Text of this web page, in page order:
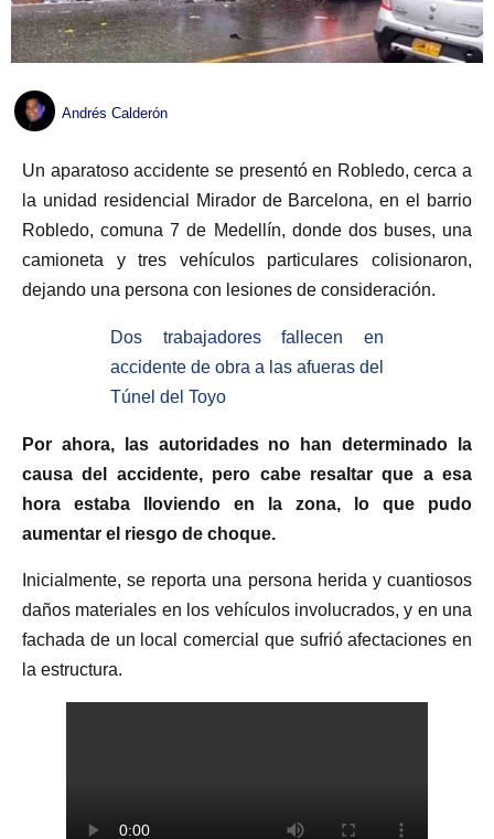
Andrés Calderón
Un aparatoso accidente se presentó en Robledo, cerca a
la unidad residencial Mirador de Barcelona, en el barrio
Robledo, comuna 7 de Medellín, donde dos buses, una
camioneta y tres vehículos particulares colisionaron,
dejando una persona con lesiones de consideración.
Dos trabajadores fallecen en
accidente de obra a las afueras del
Túnel del Toyo
Por ahora, las autoridades no han determinado la
causa del accidente, pero cabe resaltar que a esa
hora estaba lloviendo en la zona, lo que pudo
aumentar el riesgo de choque.
Inicialmente, se reporta una persona herida y cuantiosos
daños materiales en los vehículos involucrados, y en una
fachada de un local comercial que sufrió afectaciones en
la estructura.